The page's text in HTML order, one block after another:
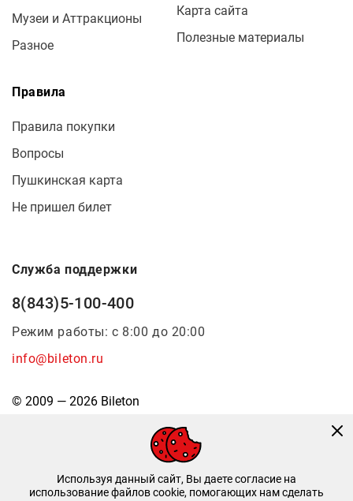
Музеи и Аттракционы
Разное
Карта сайта
Полезные материалы
Правила
Правила покупки
Вопросы
Пушкинская карта
Не пришел билет
Служба поддержки
8(843)5-100-400
Режим работы: с 8:00 до 20:00
info@bileton.ru
© 2009 — 2026 Bileton
Используя данный сайт, Вы даете согласие на
использование файлов cookie, помогающих нам сделать